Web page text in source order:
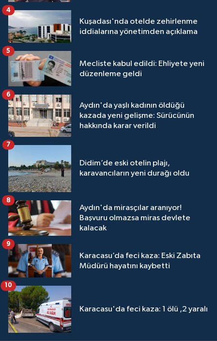
Kuşadası'nda otelde zehirlenme
iddialarına yönetimden açıklama
4
Mecliste kabul edildi: Ehliyete yeni
düzenleme geldi
5
Aydın'da yaşlı kadının öldüğü
kazada yeni gelişme: Sürücünün
hakkında karar verildi
6
Didim’de eski otelin plajı,
karavancıların yeni durağı oldu
7
Aydın'da mirasçılar aranıyor!
Başvuru olmazsa miras devlete
kalacak
8
Karacasu’da feci kaza: Eski Zabıta
Müdürü hayatını kaybetti
9
Karacasu'da feci kaza: 1 ölü ,2 yaralı
10